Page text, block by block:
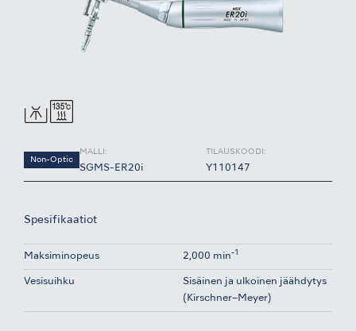
Non-Optic
MALLI:
SGMS-ER20i
TILAUSKOODI:
Y110147
Spesifikaatiot
Maksiminopeus 2,000 min-1
Vesisuihku
Sisäinen ja ulkoinen jäähdytys
(Kirschner–Meyer)